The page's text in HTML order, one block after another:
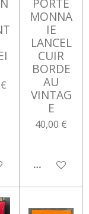
AU PANIER
MONNA
IE
LANCEL
CUIR
BORDE
AU
VINTAG
E
40,00 €
AJOUTER